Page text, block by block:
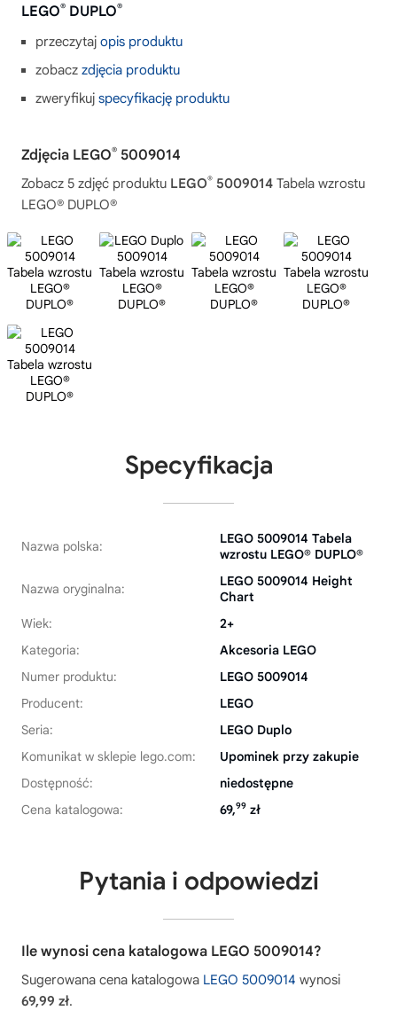
LEGO® DUPLO®
przeczytaj opis produktu
zobacz zdjęcia produktu
zweryfikuj specyfikację produktu
Zdjęcia LEGO® 5009014
Zobacz 5 zdjęć produktu LEGO® 5009014 Tabela wzrostu
LEGO® DUPLO®
Specyfikacja
Nazwa polska:
LEGO 5009014 Tabela
wzrostu LEGO® DUPLO®
Nazwa oryginalna:
LEGO 5009014 Height
Chart
Wiek:
2+
Kategoria:
Akcesoria LEGO
Numer produktu:
LEGO 5009014
Producent:
LEGO
Seria:
LEGO Duplo
Komunikat w sklepie lego.com:
Upominek przy zakupie
Dostępność:
niedostępne
Cena katalogowa:
69,99 zł
Pytania i odpowiedzi
Ile wynosi cena katalogowa LEGO 5009014?
Sugerowana cena katalogowa LEGO 5009014 wynosi
69,99 zł.